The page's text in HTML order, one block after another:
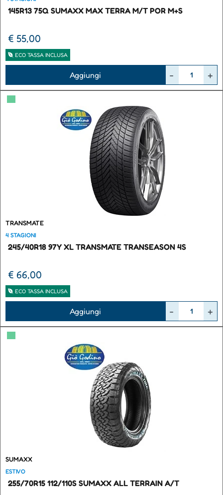
145R13 75Q SUMAXX MAX TERRA M/T POR M+S
€ 55,00
ECO TASSA INCLUSA
Aggiungi
▀
TRANSMATE
4 STAGIONI
245/40R18 97Y XL TRANSMATE TRANSEASON 4S
€ 66,00
ECO TASSA INCLUSA
Aggiungi
▀
SUMAXX
ESTIVO
255/70R15 112/110S SUMAXX ALL TERRAIN A/T